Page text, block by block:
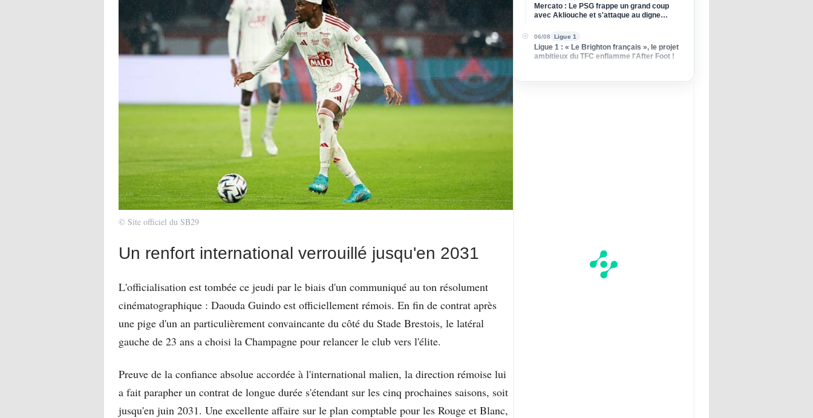
© Site officiel du SB29
Un renfort international verrouillé jusqu'en 2031
L'officialisation est tombée ce jeudi par le biais d'un communiqué au ton résolument
cinématographique : Daouda Guindo est officiellement rémois. En fin de contrat après
une pige d'un an particulièrement convaincante du côté du Stade Brestois, le latéral
gauche de 23 ans a choisi la Champagne pour relancer le club vers l'élite.
Preuve de la confiance absolue accordée à l'international malien, la direction rémoise lui
a fait parapher un contrat de longue durée s'étendant sur les cinq prochaines saisons, soit
jusqu'en juin 2031. Une excellente affaire sur le plan comptable pour les Rouge et Blanc,
Mercato : Le PSG frappe un grand coup
avec Akliouche et s'attaque au digne
06/08 Ligue 1
Ligue 1 : « Le Brighton français », le projet
ambitieux du TFC enflamme l'After Foot !